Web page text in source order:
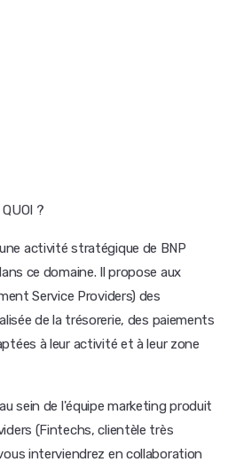
?
activité stratégique de BNP
ce domaine. Il propose aux
Service Providers) des
de la trésorerie, des paiements
à leur activité et à leur zone
sein de l'équipe marketing produit
(Fintechs, clientèle très
interviendrez en collaboration